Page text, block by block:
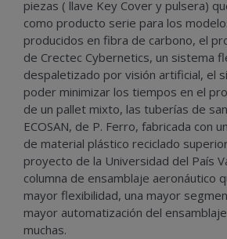
piezas ( llave Key Cover y pulsera)
como producto serie para los
producidos en fibra de carbono, el
de Crectec Cybernetics, un sistema
despaletizado por visión artificial, el
poder minimizar los tiempos en el
de un pallet mixto, las tuberías de
ECOSAN, de P. Ferro, fabricada con
de material plástico reciclado
proyecto de la Universidad del País
columna de ensamblaje aeronáutico
mayor flexibilidad, una mayor
mayor automatización del
muchas.